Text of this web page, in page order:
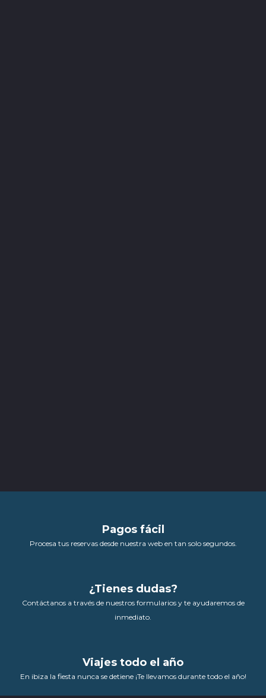
Pagos fácil
Procesa tus reservas desde nuestra web en tan solo segundos.
¿Tienes dudas?
Contáctanos a través de nuestros formularios y te ayudaremos de
inmediato.
Viajes todo el año
En ibiza la fiesta nunca se detiene ¡Te llevamos durante todo el año!